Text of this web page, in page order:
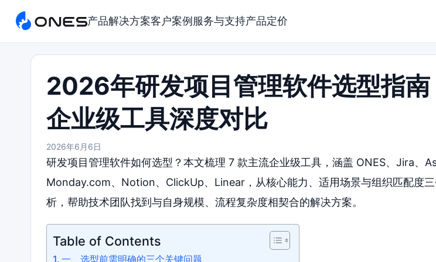
产品解决方案客户案例 服务与支持产品定价
2026年研发项目管理软件选型指
企业级工具深度对比
2026年6月6日
研发项目管理软件如何选型？本文梳理 7 款主流企业级工具，涵盖 ONES、Jira、
Monday.com、Notion、ClickUp、Linear，从核心能力、适用场景与组织匹配度
析，帮助技术团队找到与自身规模、流程复杂度相契合的解决方案。
Table of Contents
一、选型前需明确的三个关键问题